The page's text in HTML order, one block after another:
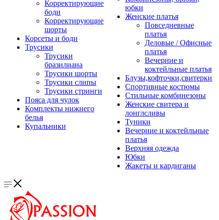
Корректирующие
боди
Корректирующие
шорты
Корсеты и боди
Трусики
Трусики
бразилиана
Трусики шорты
Трусики слипы
Трусики стринги
Пояса для чулок
Комплекты нижнего
белья
Купальники
юбки
Женские платья
Повседневные
платья
Деловые / Офисные
платья
Вечерние и
коктейльные платья
Блузы,кофточки,свитерки
Спортивные костюмы
Стильные комбинезоны
Женские свитера и
лонглсливы
Туники
Вечерние и коктейльные
платья
Верхняя одежда
Юбки
Жакеты и кардиганы